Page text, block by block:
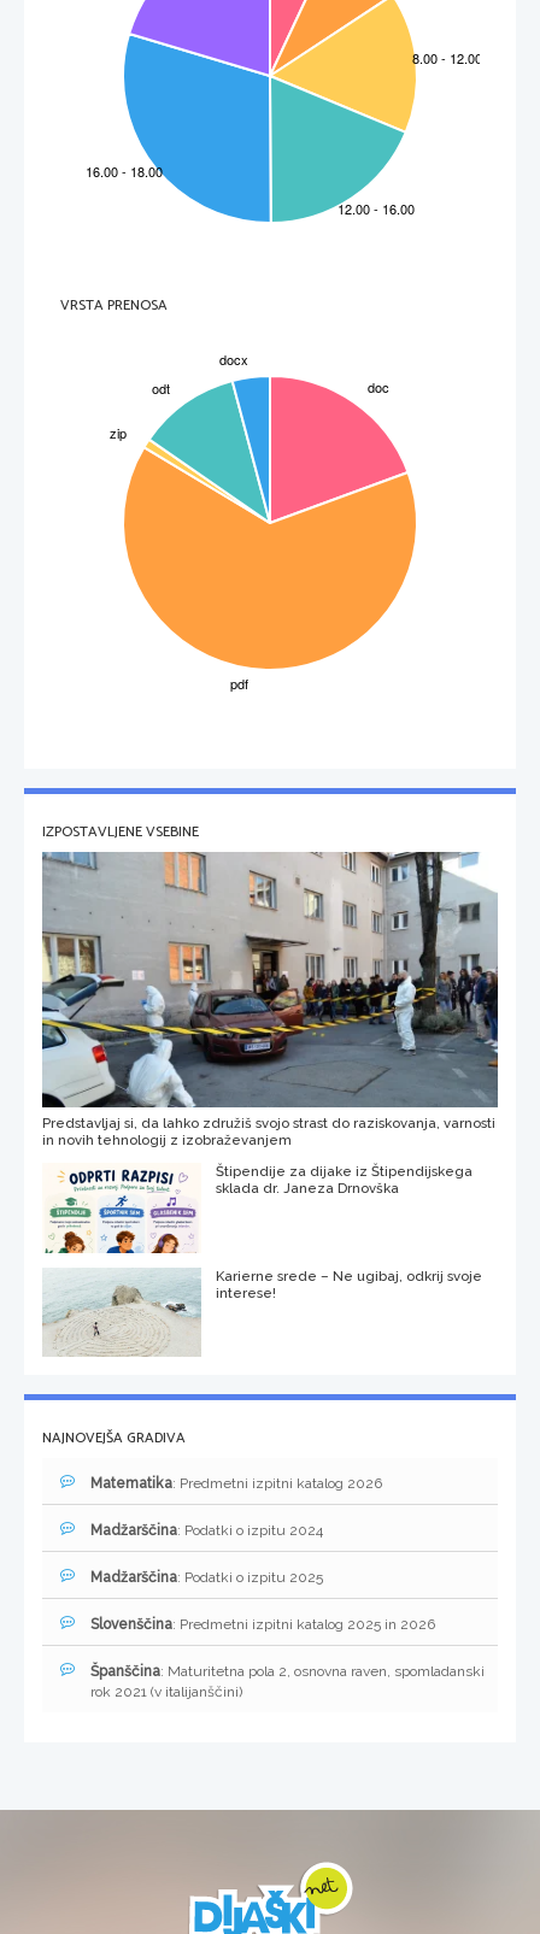
VRSTA PRENOSA
IZPOSTAVLJENE VSEBINE
Predstavljaj si, da lahko združiš svojo strast do raziskovanja, varnosti
in novih tehnologij z izobraževanjem
Štipendije za dijake iz Štipendijskega
sklada dr. Janeza Drnovška
Karierne srede – Ne ugibaj, odkrij svoje
interese!
NAJNOVEJŠA GRADIVA
Matematika: Predmetni izpitni katalog 2026
Madžarščina: Podatki o izpitu 2024
Madžarščina: Podatki o izpitu 2025
Slovenščina: Predmetni izpitni katalog 2025 in 2026
Španščina: Maturitetna pola 2, osnovna raven, spomladanski
rok 2021 (v italijanščini)